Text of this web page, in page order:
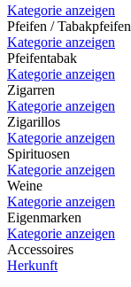
Kategorie anzeigen
Pfeifen / Tabakpfeifen
Kategorie anzeigen
Pfeifentabak
Kategorie anzeigen
Zigarren
Kategorie anzeigen
Zigarillos
Kategorie anzeigen
Spirituosen
Kategorie anzeigen
Weine
Kategorie anzeigen
Eigenmarken
Kategorie anzeigen
Accessoires
Herkunft